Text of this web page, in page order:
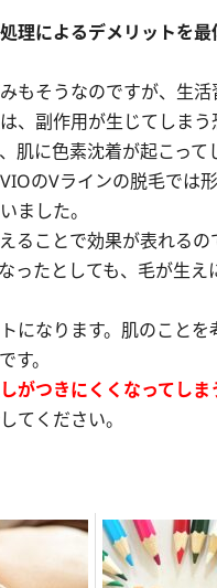
理によるデメリットを
もそうなのですが、生
、副作用が生じてしま
肌に色素沈着が起こっ
のVラインの脱毛では
ました。
ることで効果が表れる
ったとしても、毛が生
なります。肌のことを
す。
がつきにくくなってし
てください。